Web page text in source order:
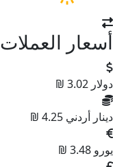
أسعار العملات
دولار 3.02 ₪
دينار أردني 4.25 ₪
يورو 3.48 ₪